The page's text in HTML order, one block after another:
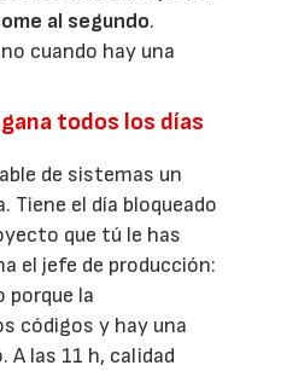
al segundo.
cuando hay una
todos los días
de sistemas un
Tiene el día bloqueado
que tú le has
el jefe de producción:
porque la
códigos y hay una
A las 11 h, calidad